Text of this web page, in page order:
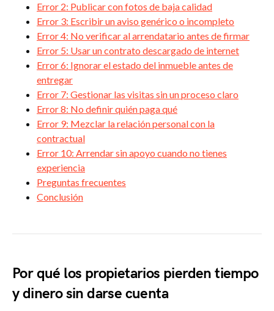
Error 2: Publicar con fotos de baja calidad
Error 3: Escribir un aviso genérico o incompleto
Error 4: No verificar al arrendatario antes de firmar
Error 5: Usar un contrato descargado de internet
Error 6: Ignorar el estado del inmueble antes de
entregar
Error 7: Gestionar las visitas sin un proceso claro
Error 8: No definir quién paga qué
Error 9: Mezclar la relación personal con la
contractual
Error 10: Arrendar sin apoyo cuando no tienes
experiencia
Preguntas frecuentes
Conclusión
Por qué los propietarios pierden tiempo
y dinero sin darse cuenta